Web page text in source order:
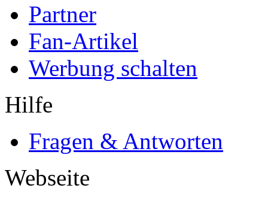
Partner
Fan-Artikel
Werbung schalten
Hilfe
Fragen & Antworten
Webseite